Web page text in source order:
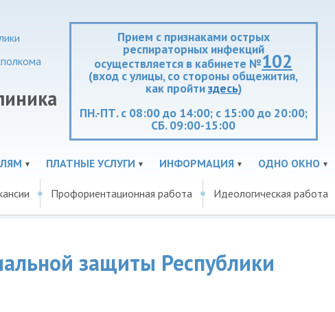
Прием с признаками острых
респираторных инфекций
осуществляется в кабинете №102
(вход с улицы, со стороны общежития,
как пройтиздесь)
ПН.-ПТ. с 08:00 до 14:00; с 15:00 до 20:00;
СБ. 09:00-15:00
ПЛАТНЫЕ УСЛУГИ ИНФОРМАЦИЯ ОДНО ОКНО
Профориентационная работа Идеологическая работа
защиты Республики